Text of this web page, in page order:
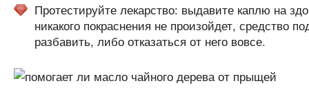
Протестируйте лекарство: выдавите каплю на
никакого покраснения не произойдет, средство
разбавить, либо отказаться от него вовсе.